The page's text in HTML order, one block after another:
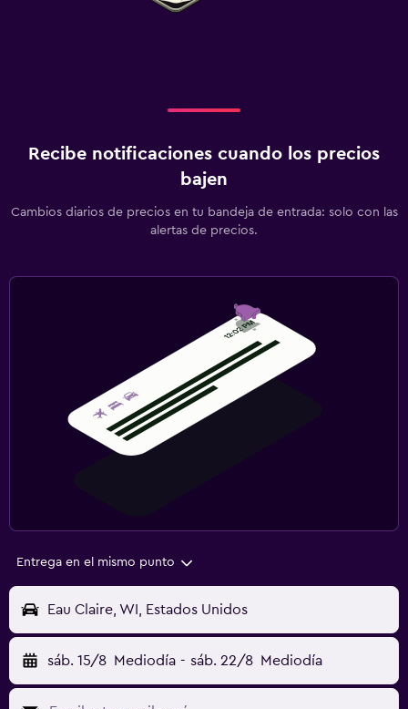
Recibe notificaciones cuando los precios
bajen
Cambios diarios de precios en tu bandeja de entrada: solo con las
alertas de precios.
Entrega en el mismo punto
Eau Claire, WI, Estados Unidos
sáb. 15/8 Mediodía - sáb. 22/8 Mediodía